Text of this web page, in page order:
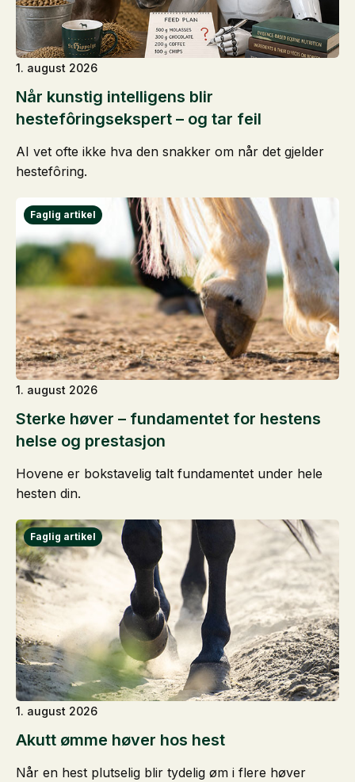
Når kunstig intelligens blir
hestefôringsekspert – og tar feil
1. august 2026
AI vet ofte ikke hva den snakker om når det gjelder
hestefôring.
Sterke høver – fundamentet for hestens
helse og prestasjon
1. august 2026
Hovene er bokstavelig talt fundamentet under hele
hesten din.
Akutt ømme høver hos hest
1. august 2026
Når en hest plutselig blir tydelig øm i flere høver